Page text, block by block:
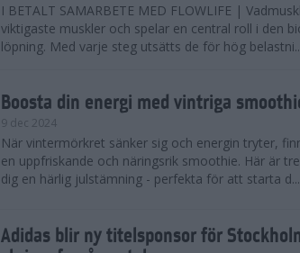
I BETALT SAMARBETE MED FLOWLIFE |
viktigaste muskler och spelar en central roll i den
löpning. Med varje steg utsätts de för hög
Boosta din energi med vintriga
9 dec 2024
När vintermörkret sänker sig och energin tryter,
en uppfriskande och näringsrik smoothie. Här är
dig en härlig julstämning - perfekta för att starta d...
Adidas blir ny titelsponsor för